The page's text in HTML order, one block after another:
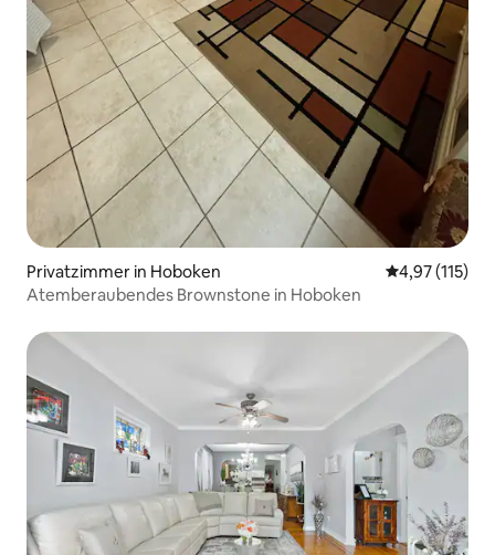
Privatzimmer in Hoboken
4,97 (115)
Atemberaubendes Brownstone in Hoboken